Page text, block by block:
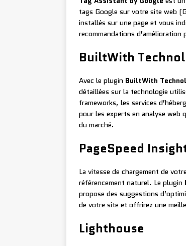
tags Google sur votre site web
installés sur une page et vous
recommandations
BuiltWith
Avec le plugin BuiltWith
détaillées sur la technologie
frameworks, les services
pour les experts en analyse web
du marché.
PageSpeed
La vitesse de chargement de
référencement naturel. Le plugin
propose des suggestions
de votre site et offrirez une
Lighthouse